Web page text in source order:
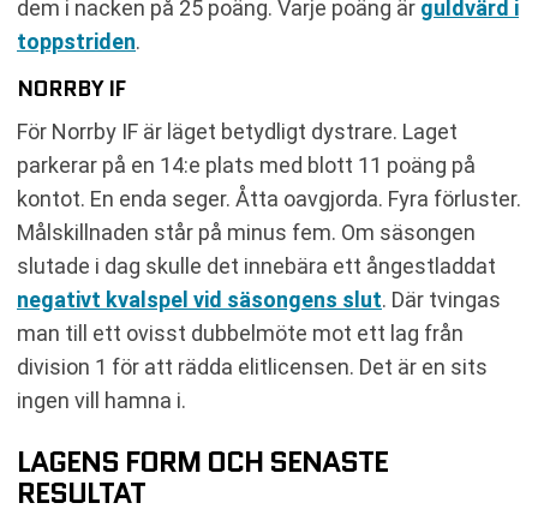
dem i nacken på 25 poäng. Varje poäng är guldvärd i
toppstriden.
NORRBY IF
För Norrby IF är läget betydligt dystrare. Laget
parkerar på en 14:e plats med blott 11 poäng på
kontot. En enda seger. Åtta oavgjorda. Fyra förluster.
Målskillnaden står på minus fem. Om säsongen
slutade i dag skulle det innebära ett ångestladdat
negativt kvalspel vid säsongens slut. Där tvingas
man till ett ovisst dubbelmöte mot ett lag från
division 1 för att rädda elitlicensen. Det är en sits
ingen vill hamna i.
LAGENS FORM OCH SENASTE
RESULTAT